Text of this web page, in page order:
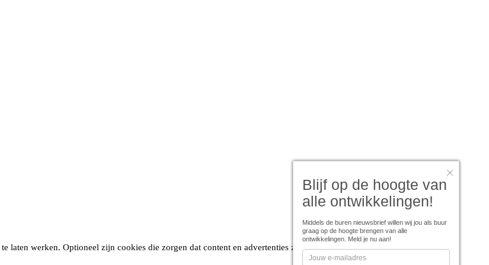
laten werken. Optioneel zijn cookies die zorgen dat content en advertenties zo persoonlijk mogelijk zijn. Lees
Blijf op de hoogte van
alle ontwikkelingen!
Middels de buren nieuwsbrief willen wij jou als buur
graag op de hoogte brengen van alle
ontwikkelingen. Meld je nu aan!